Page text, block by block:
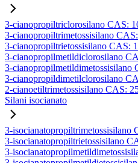
3-cianopropiltriclorosilano CAS:
3-cianopropiltrimetossisilano
3-cianopropiltrietossisilano CAS:
3-cianopropilmetildiclorosilano
3-cianopropilmetildimetossisilano
3-cianopropildimetilclorosilano
2-cianoetiltrimetossisilano CAS:
Silani isocianato
3-isocianatopropiltrimetossisilano
3-isocianatopropiltrietossisilano
3-